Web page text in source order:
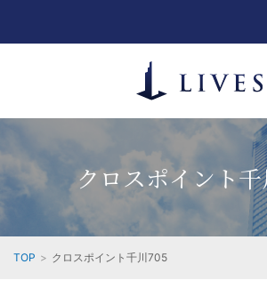
クロスポイント
TOP クロスポイント千川705